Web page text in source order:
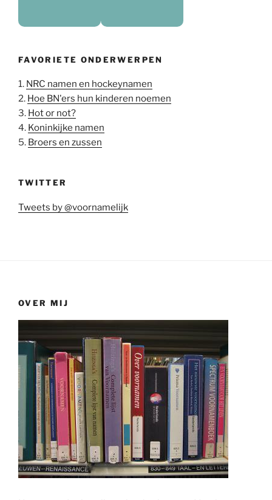
FAVORIETE ONDERWERPEN
1. NRC namen en hockeynamen
2. Hoe BN'ers hun kinderen noemen
3. Hot or not?
4. Koninkijke namen
5. Broers en zussen
TWITTER
Tweets by @voornamelijk
OVER MIJ